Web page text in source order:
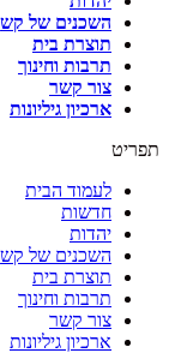
השכנים של קש
תוצרת בית
תרבות וחינוך
צור קשר
ארכיון גיליונות
תפריט
לעמוד הבית
חדשות
יהדות
השכנים של קש
תוצרת בית
תרבות וחינוך
צור קשר
ארכיון גיליונות